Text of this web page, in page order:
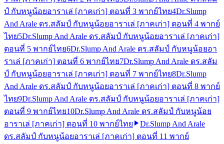
ป์ กับหนูน้อยอาราเล่ [ภาคเก่า] ตอนที่ 3 พากย์ไทย4Dr.Slump
And Arale ดร.สลัมป์ กับหนูน้อยอาราเล่ [ภาคเก่า] ตอนที่ 4 พากย์
ไทย5Dr.Slump And Arale ดร.สลัมป์ กับหนูน้อยอาราเล่ [ภาคเก่า]
ตอนที่ 5 พากย์ไทย6Dr.Slump And Arale ดร.สลัมป์ กับหนูน้อยอา
ราเล่ [ภาคเก่า] ตอนที่ 6 พากย์ไทย7Dr.Slump And Arale ดร.สลัม
ป์ กับหนูน้อยอาราเล่ [ภาคเก่า] ตอนที่ 7 พากย์ไทย8Dr.Slump
And Arale ดร.สลัมป์ กับหนูน้อยอาราเล่ [ภาคเก่า] ตอนที่ 8 พากย์
ไทย9Dr.Slump And Arale ดร.สลัมป์ กับหนูน้อยอาราเล่ [ภาคเก่า]
ตอนที่ 9 พากย์ไทย10Dr.Slump And Arale ดร.สลัมป์ กับหนูน้อย
อาราเล่ [ภาคเก่า] ตอนที่ 10 พากย์ไทย
Dr.Slump And Arale
ดร.สลัมป์ กับหนูน้อยอาราเล่ [ภาคเก่า] ตอนที่ 11 พากย์